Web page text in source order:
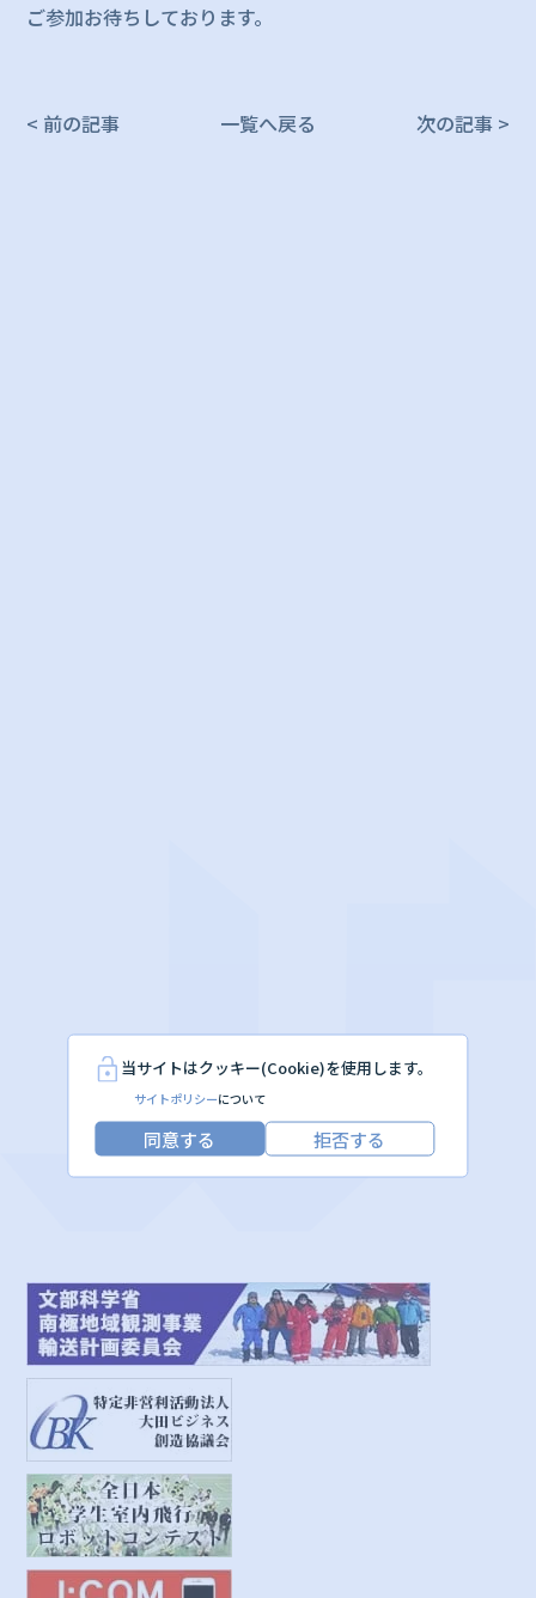
当サイトはクッキー(Cookie)を使用します。
サイトポリシーについて
同意する 拒否する
ご参加お待ちしております。
< 前の記事 一覧へ戻る 次の記事 >